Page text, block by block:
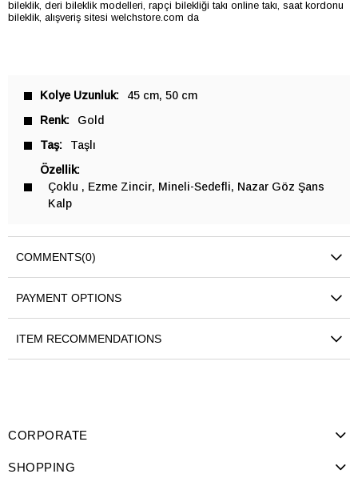
bileklik, deri bileklik modelleri, rapçi bilekliği takı online takı, saat kordonu
bileklik, alışveriş sitesi welchstore.com da
Kolye Uzunluk 45 cm 50 cm
Renk
Gold
Taş
Taşlı
Özellik
Çoklu
Ezme Zincir Mineli-Sedefli
Nazar Göz Şans
Kalp
COMMENTS(0)
PAYMENT OPTIONS
ITEM RECOMMENDATIONS
CORPORATE
SHOPPING